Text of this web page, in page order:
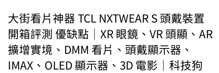
大街看片神器 TCL NXTWEAR S 頭戴裝置
開箱評測 優缺點｜XR 眼鏡、VR 頭顯、AR
擴增實境、DMM 看片、頭戴顯示器、
IMAX、OLED 顯示器、3D 電影｜科技狗